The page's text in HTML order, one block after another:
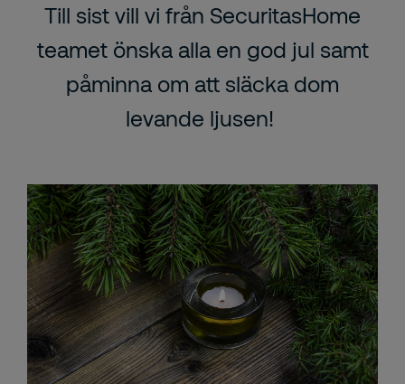
Till sist vill vi från SecuritasHome
teamet önska alla en god jul samt
påminna om att släcka dom
levande ljusen!